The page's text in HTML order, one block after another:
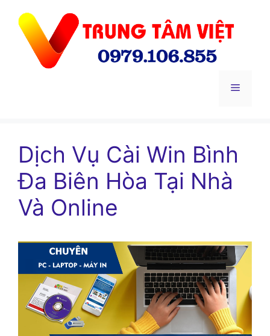
Menu
Dịch Vụ Cài Win Bình
Đa Biên Hòa Tại Nhà
Và Online